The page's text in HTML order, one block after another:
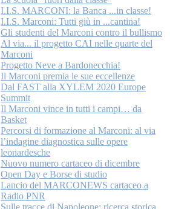
I.I.S. MARCONI: la Banca ...in classe!
I.I.S. Marconi: Tutti giù in ...cantina!
Gli studenti del Marconi contro il bullismo
Al via... il progetto CAI nelle quarte del
Marconi
Progetto Neve a Bardonecchia!
Il Marconi premia le sue eccellenze
Dal FAST alla XYLEM 2020 Europe
Summit
Il Marconi vince in tutti i campi… da
Basket
Percorsi di formazione al Marconi: al via
l’indagine diagnostica sulle opere
leonardesche
Nuovo numero cartaceo di dicembre
Open Day e Borse di studio
Lancio del MARCONEWS cartaceo a
Radio PNR